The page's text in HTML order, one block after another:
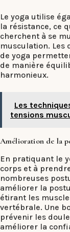
Le yoga utilise
la résistance, ce
cherchent à se
musculation. Les
de yoga
de manière
harmonieux.
Les
tensions
Amélioration de la
En pratiquant le
corps et à
nombreuses
améliorer la
étirant les
vertébrale. Une
prévenir les
améliorer la